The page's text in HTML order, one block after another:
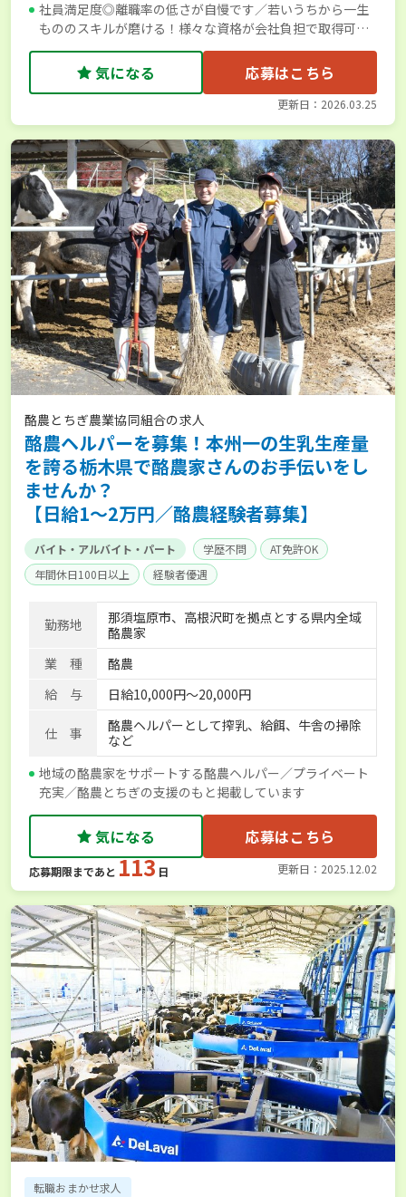
社員満足度◎離職率の低さが自慢です／若いうちから一生
もののスキルが磨ける！様々な資格が会社負担で取得可
能！
気になる 応募はこちら
更新日：2026.03.25
酪農とちぎ農業協同組合の求人
酪農ヘルパーを募集！本州一の生乳生産量
を誇る栃木県で酪農家さんのお手伝いをし
ませんか？
【日給1～2万円／酪農経験者募集】
バイト・アルバイト・パート 学歴不問
AT免許OK
年間休日100日以上
経験者優遇
勤務地
那須塩原市、高根沢町を拠点とする県内全域
酪農家
業 種
酪農
給 与
日給10,000円～20,000円
仕 事
酪農ヘルパーとして搾乳、給餌、牛舎の掃除
など
地域の酪農家をサポートする酪農ヘルパー／プライベート
充実／酪農とちぎの支援のもと掲載しています
気になる 応募はこちら
応募期限まであと 113 日 更新日：2025.12.02
転職おまかせ求人